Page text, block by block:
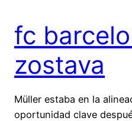
fc
zostava
Müller estaba en la
oportunidad clave